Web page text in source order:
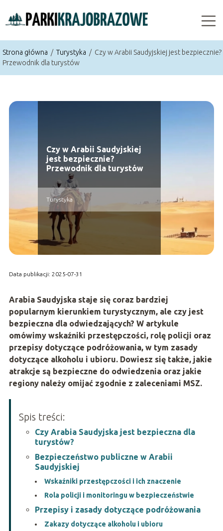
Strona główna / Turystyka / Czy w Arabii Saudyjskiej jest bezpiecznie?
Przewodnik dla turystów
Czy w Arabii Saudyjskiej
jest bezpiecznie?
Przewodnik dla turystów
Turystyka
Data publikacji: 2025-07-31
Arabia Saudyjska staje się coraz bardziej
popularnym kierunkiem turystycznym, ale czy jest
bezpieczna dla odwiedzających? W artykule
omówimy wskaźniki przestępczości, rolę policji oraz
przepisy dotyczące podróżowania, w tym zasady
dotyczące alkoholu i ubioru. Dowiesz się także, jakie
atrakcje są bezpieczne do odwiedzenia oraz jakie
regiony należy omijać zgodnie z zaleceniami MSZ.
Spis treści:
Czy Arabia Saudyjska jest bezpieczna dla
turystów?
Bezpieczeństwo publiczne w Arabii
Saudyjskiej
Wskaźniki przestępczości i ich znaczenie
Rola policji i monitoringu w bezpieczeństwie
Przepisy i zasady dotyczące podróżowania
Zakazy dotyczące alkoholu i ubioru